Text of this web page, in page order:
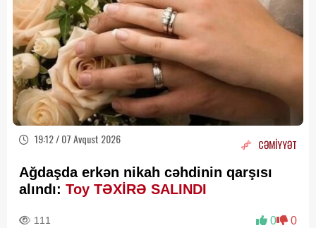
19:12 / 07 Avqust 2026 CƏMİYYƏT
Ağdaşda erkən nikah cəhdinin qarşısı
alındı: Toy TƏXİRƏ SALINDI
111 0 0